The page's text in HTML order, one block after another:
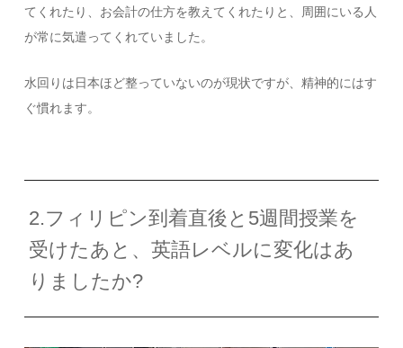
てくれたり、お会計の仕方を教えてくれたりと、周囲にいる人
が常に気遣ってくれていました。
水回りは日本ほど整っていないのが現状ですが、精神的にはす
ぐ慣れます。
2.フィリピン到着直後と5週間授業を
受けたあと、英語レベルに変化はあ
りましたか?